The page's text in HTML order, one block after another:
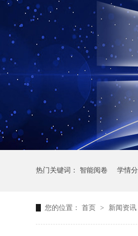
热门关键词： 智能阅卷 学情
您的位置： 首页 > 新闻资讯